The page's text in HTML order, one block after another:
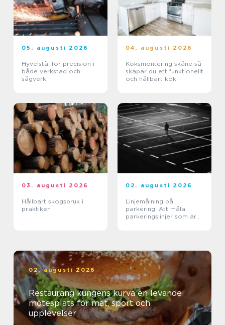
05. augusti 2026
Hyvelstål för precision i
både verkstad och
sågverk
04. augusti 2026
Köksmontering skåne så
skapar du ett funktionellt
och hållbart kök
03. augusti 2026
Hållbart skogsbruk i
praktiken
02. augusti 2026
Linjemålning på
parkering: Att måla
parkeringslinjer som är
02. augusti 2026
Restaurang kungens kurva en levande
mötesplats för mat, sport och
upplevelser